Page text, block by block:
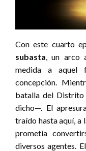
Con este cuarto
subasta, un arco
medida a aquel
concepción.
batalla del Distrito
dicho—. El
traído hasta aquí, a
prometía
diversos agentes.